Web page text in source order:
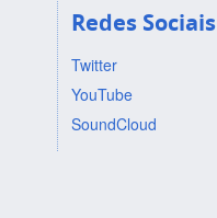
Redes Sociais
Twitter
YouTube
SoundCloud